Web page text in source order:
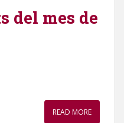
del mes de
READ MORE